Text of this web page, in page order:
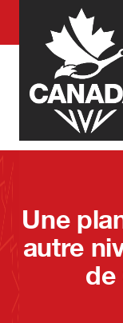
Skip to main content
Une
autre
de